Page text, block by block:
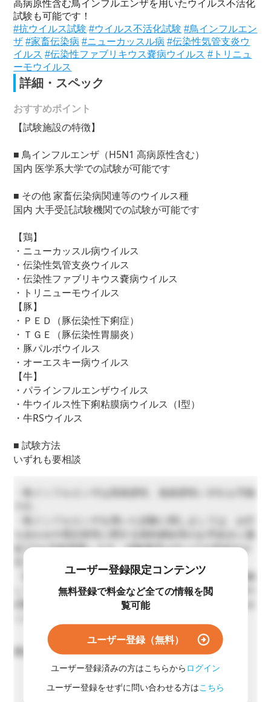
高病原性含む鳥インフルエンザを用いたウイルス不活化
試験も可能です！
#抗ウイルス試験 #ウイルス不活化試験 #鳥インフルエン
ザ #家畜伝染病 #ニューカッスル病 #伝染性気管支炎ウ
イルス #伝染性ファブリキウス嚢病ウイルス #トリニュ
ーモウイルス
詳細・スペック
おすすめポイント
【試験施設の特徴】
■ 鳥インフルエンザ（H5N1 高病原性含む）
国内 医学系大学での試験が可能です
■ その他 家畜伝染病関連等のウイルス種
国内 大手受託試験機関での試験が可能です
【鶏】
・ニューカッスル病ウイルス
・伝染性気管支炎ウイルス
・伝染性ファブリキウス嚢病ウイルス
・トリニューモウイルス
【豚】
・ＰＥＤ（豚伝染性下痢症）
・ＴＧＥ（豚伝染性胃腸炎）
・豚パルボウイルス
・オーエスキー病ウイルス
【牛】
・パラインフルエンザウイルス
・牛ウイルス性下痢粘膜病ウイルス（Ⅰ型）
・牛RSウイルス
■ 試験方法
いずれも要相談
・鳥インフルエンザは高病原性、低病原性いずれも可能
・鳥インフルエンザを用いた試験に関しましては、お打
ち合わせや受託研究に関する契約締結等のお手続きに最
短で1か月程度要します。試験着手はすべての手続きが
完了してからとなりますのでご了承ください。
・国内大手受託試験機関では畜産分野の各種検査を実施
しております。ウイルス不活化試験以外にも畜産関連の
試験等のご相談がございましたらお気軽にお問い合わせ
最短90日
ユーザー登録限定コンテンツ
無料登録で料金など全ての情報を閲
覧可能
ユーザー登録（無料）
ユーザー登録済みの方はこちらから ログイン
ユーザー登録をせずに問い合わせる方はこちら